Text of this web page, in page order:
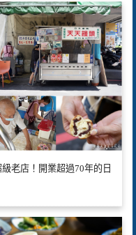
老店！開業超過70年的日